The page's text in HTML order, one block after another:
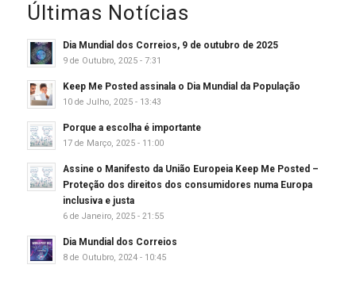
Últimas Notícias
Dia Mundial dos Correios, 9 de outubro de 2025
9 de Outubro, 2025 - 7:31
Keep Me Posted assinala o Dia Mundial da População
10 de Julho, 2025 - 13:43
Porque a escolha é importante
17 de Março, 2025 - 11:00
Assine o Manifesto da União Europeia Keep Me Posted –
Proteção dos direitos dos consumidores numa Europa
inclusiva e justa
6 de Janeiro, 2025 - 21:55
Dia Mundial dos Correios
8 de Outubro, 2024 - 10:45